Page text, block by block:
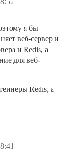
я бы
веб-сервер и
и Redis, а
для веб-
Redis, а